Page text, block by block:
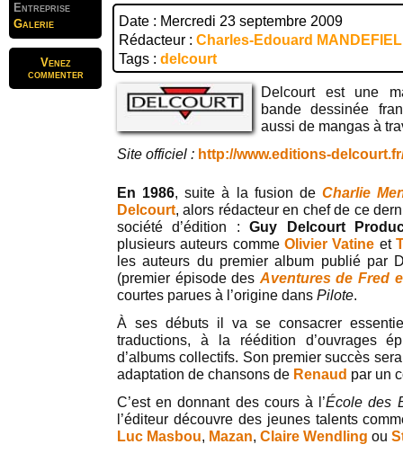
Entreprise
Galerie
Venez
commenter
Date : Mercredi 23 septembre 2009
Rédacteur : Charles-Edouard
Tags : delcourt
Delcourt est une
bande dessinée
aussi de mangas à
Site officiel : http://www.editions-
En 1986, suite à la fusion deCharlie
Delcourt, alors rédacteur en chef de ce
société d’édition :Guy Delcourt
plusieurs auteurs comme Olivier Vatine et
les auteurs du premier album publié par
(premier épisode des Aventures de Fred
courtes parues à l’origine dans Pilote.
À ses débuts il va se consacrer
traductions, à la réédition d’ouvrages
d’albums collectifs. Son premier succès
adaptation de chansons de Renaud par un
C’est en donnant des cours à l’École des
l’éditeur découvre des jeunes talents
Luc Masbou, Mazan, Claire Wendling ou